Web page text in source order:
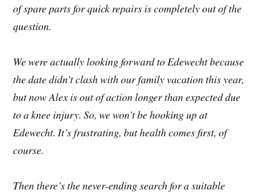
of spare parts for quick repairs is completely out of the
question.
We were actually looking forward to Edewecht because
the date didn’t clash with our family vacation this year,
but now Alex is out of action longer than expected due
to a knee injury. So, we won’t be hooking up at
Edewecht. It’s frustrating, but health comes first, of
course.
Then there’s the never-ending search for a suitable